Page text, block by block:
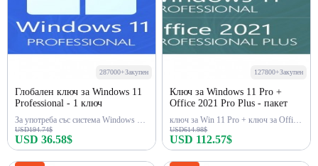
287000+Закупен
Глобален ключ за Windows 11
Professional - 1 ключ
За употреба със система Windows 11 Pro
USD194.74$
USD 36.58$
127800+Закупен
Ключ за Windows 11 Pro +
Office 2021 Pro Plus - пакет
ключ за Win 11 Pro + ключ за Office 2021 Pro
USD614.98$
USD 112.57$